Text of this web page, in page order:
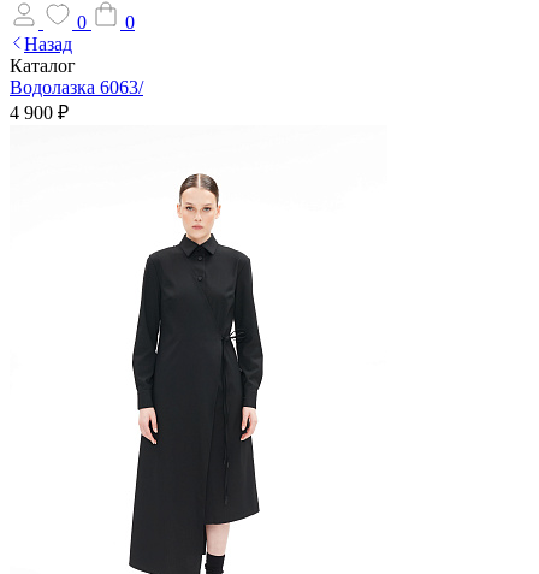
0
0
Назад
Каталог
Водолазка 6063/
4 900 ₽